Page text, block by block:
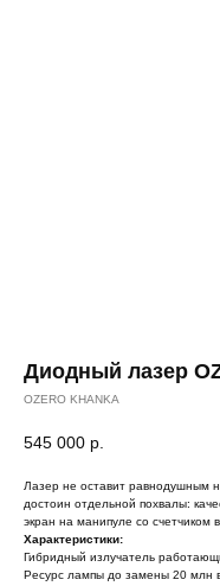
Диодный лазер
OZERO KHANKA
545 000 р.
Лазер не оставит равнодушным
достоин отдельной похвалы:
экран на манипуле со счетчиком
Характеристики:
Гибридный излучатель
Ресурс лампы до замены 20 млн